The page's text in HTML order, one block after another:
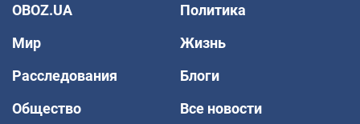
OBOZ.UA
Политика
Мир
Жизнь
Расследования
Блоги
Общество
Все новости